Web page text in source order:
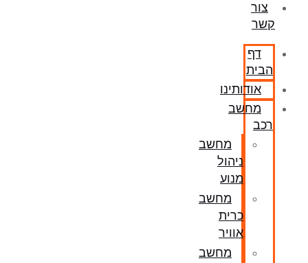
צור
קשר
דף
הבית
אודותינו
מחשב
רכב
מחשב
ניהול
מנוע
מחשב
כרית
אוויר
מחשב